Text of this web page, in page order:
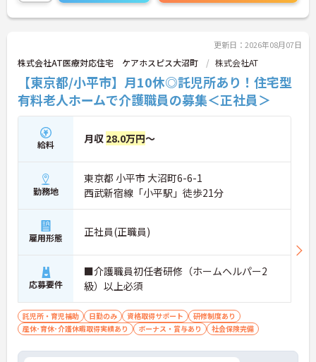
更新日：2026年08月07日
株式会社AT医療対応住宅 ケアホスピス大沼町 株式会社AT
【東京都/小平市】月10休◎託児所あり！住宅型
有料老人ホームで介護職員の募集＜正社員＞
給料 月収 28.0万円～
勤務地
東京都 小平市 大沼町6-6-1
西武新宿線「小平駅」徒歩21分
雇用形態 正社員(正職員)
応募要件
■介護職員初任者研修（ホームヘルパー2
級）以上必須
託児所・育児補助 日勤のみ 資格取得サポート
研修制度あり
産休･育休･介護休暇取得実績あり
ボーナス・賞与あり 社会保険完備